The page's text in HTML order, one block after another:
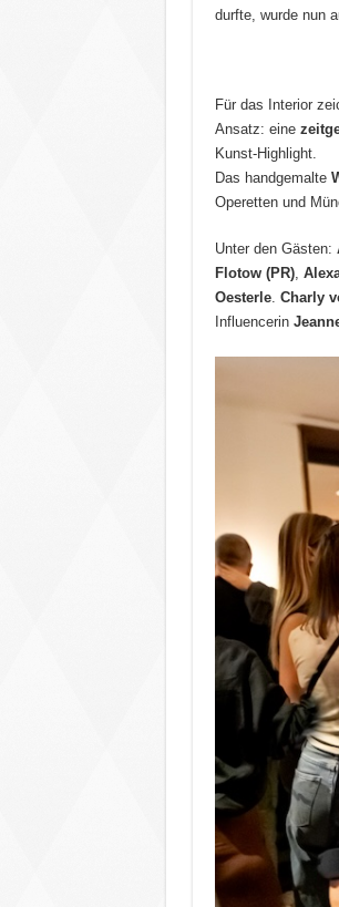
durfte, wurde nun
Für das Interior
Ansatz: eine
Kunst-Highlight.
Das handgemalte
Operetten und
Unter den Gästen:
Flotow (PR),
Oesterle. Charly
Influencerin